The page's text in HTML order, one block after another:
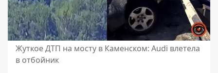
Жуткое ДТП на мосту в Каменском: Audi влетела
в отбойник